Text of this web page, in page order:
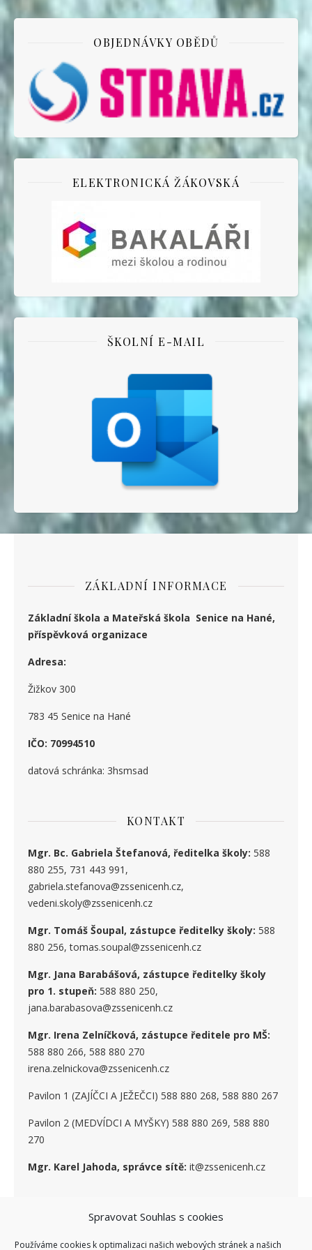
Spravovat Souhlas s cookies
Používáme cookies k optimalizaci našich webových stránek a našich
OBJEDNÁVKY OBĚDŮ
ELEKTRONICKÁ ŽÁKOVSKÁ
ŠKOLNÍ E-MAIL
ZÁKLADNÍ INFORMACE
Základní škola a Mateřská škola Senice na Hané,
příspěvková organizace
Adresa:
Žižkov 300
783 45 Senice na Hané
IČO: 70994510
datová schránka: 3hsmsad
KONTAKT
Mgr. Bc. Gabriela Štefanová, ředitelka školy: 588
880 255, 731 443 991,
gabriela.stefanova@zssenicenh.cz,
vedeni.skoly@zssenicenh.cz
Mgr. Tomáš Šoupal, zástupce ředitelky školy: 588
880 256, tomas.soupal@zssenicenh.cz
Mgr. Jana Barabášová, zástupce ředitelky školy
pro 1. stupeň: 588 880 250,
jana.barabasova@zssenicenh.cz
Mgr. Irena Zelníčková, zástupce ředitele pro MŠ:
588 880 266, 588 880 270
irena.zelnickova@zssenicenh.cz
Pavilon 1 (ZAJÍČCI A JEŽEČCI) 588 880 268, 588 880 267
Pavilon 2 (MEDVÍDCI A MYŠKY) 588 880 269, 588 880
270
Mgr. Karel Jahoda, správce sítě: it@zssenicenh.cz
SOCIÁLNÍ SÍTĚ